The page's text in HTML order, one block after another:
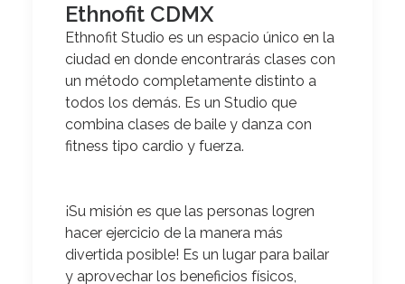
Ethnofit CDMX
Ethnofit Studio es un espacio único en la
ciudad en donde encontrarás clases con
un método completamente distinto a
todos los demás. Es un Studio que
combina clases de baile y danza con
fitness tipo cardio y fuerza.
¡Su misión es que las personas logren
hacer ejercicio de la manera más
divertida posible! Es un lugar para bailar
y aprovechar los beneficios físicos,